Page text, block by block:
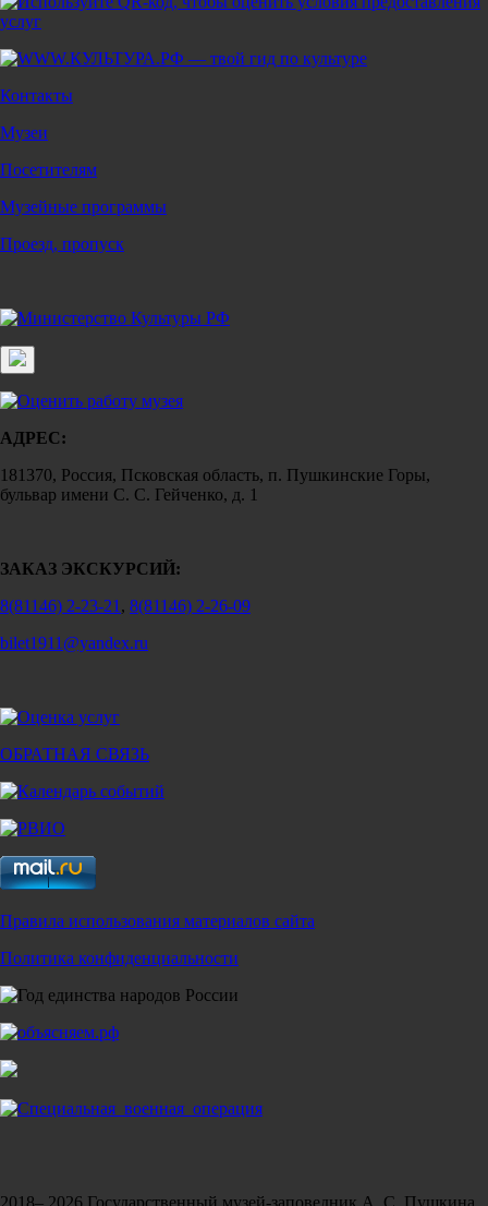
Контакты
Музеи
Посетителям
Музейные программы
Проезд, пропуск
АДРЕС:
181370, Россия, Псковская область, п. Пушкинские Горы,
бульвар имени С. С. Гейченко, д. 1
ЗАКАЗ ЭКСКУРСИЙ:
8(81146) 2-23-21 , 8(81146) 2-26-09
bilet1911@yandex.ru
ОБРАТНАЯ СВЯЗЬ
Правила использования материалов сайта
Политика конфиденциальности